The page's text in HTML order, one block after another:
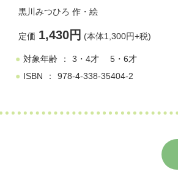
黒川みつひろ 作・絵
定価 1,430円 (本体1,300円+税)
対象年齢 3・4才
5・6才
ISBN
978-4-338-35404-2